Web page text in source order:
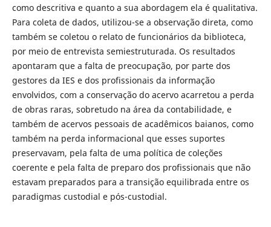
como descritiva e quanto a sua abordagem ela é qualitativa.
Para coleta de dados, utilizou-se a observação direta, como
também se coletou o relato de funcionários da biblioteca,
por meio de entrevista semiestruturada. Os resultados
apontaram que a falta de preocupação, por parte dos
gestores da IES e dos profissionais da informação
envolvidos, com a conservação do acervo acarretou a perda
de obras raras, sobretudo na área da contabilidade, e
também de acervos pessoais de acadêmicos baianos, como
também na perda informacional que esses suportes
preservavam, pela falta de uma política de coleções
coerente e pela falta de preparo dos profissionais que não
estavam preparados para a transição equilibrada entre os
paradigmas custodial e pós-custodial.